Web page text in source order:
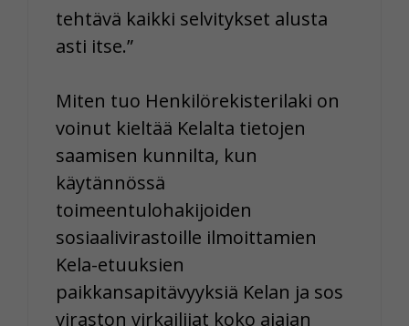
tehtävä kaikki selvitykset alusta
asti itse.”
Miten tuo Henkilörekisterilaki on
voinut kieltää Kelalta tietojen
saamisen kunnilta, kun
käytännössä
toimeentulohakijoiden
sosiaalivirastoille ilmoittamien
Kela-etuuksien
paikkansapitävyyksiä Kelan ja sos
viraston virkailijat koko ajajan